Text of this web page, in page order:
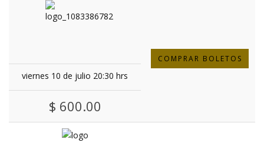
viernes 10 de julio 20:30 hrs
$ 600.00
COMPRAR BOLETOS